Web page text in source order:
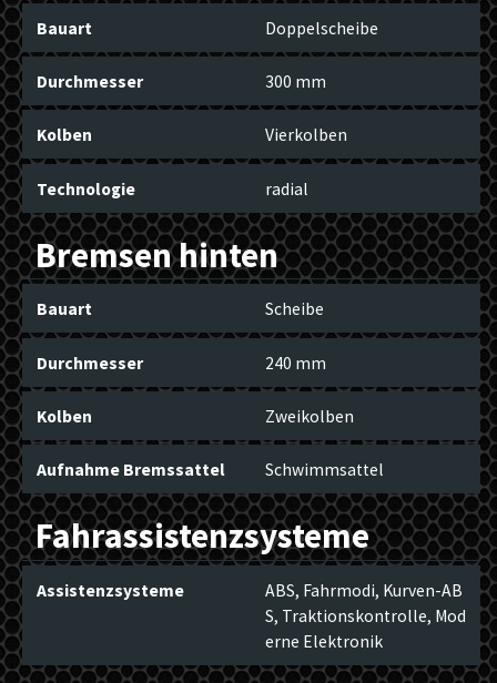
Bauart Doppelscheibe
Durchmesser 300 mm
Kolben Vierkolben
Technologie radial
Bremsen hinten
Bauart Scheibe
Durchmesser 240 mm
Kolben Zweikolben
Aufnahme Bremssattel Schwimmsattel
Fahrassistenzsysteme
Assistenzsysteme
ABS, Fahrmodi, Kurven-AB
S, Traktionskontrolle, Mod
erne Elektronik